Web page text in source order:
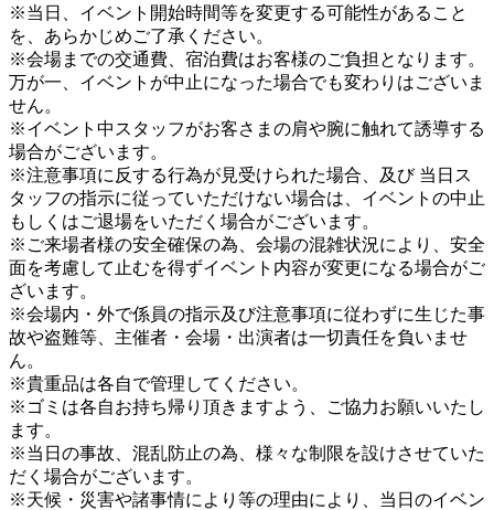
※当日、イベント開始時間等を変更する可能性があること
を、あらかじめご了承ください。
※会場までの交通費、宿泊費はお客様のご負担となります。
万が一、イベントが中止になった場合でも変わりはございま
せん。
※イベント中スタッフがお客さまの肩や腕に触れて誘導する
場合がございます。
※注意事項に反する行為が見受けられた場合、及び 当日ス
タッフの指示に従っていただけない場合は、イベントの中止
もしくはご退場をいただく場合がございます。
※ご来場者様の安全確保の為、会場の混雑状況により、安全
面を考慮して止むを得ずイベント内容が変更になる場合がご
ざいます。
※会場内・外で係員の指示及び注意事項に従わずに生じた事
故や盗難等、主催者・会場・出演者は一切責任を負いませ
ん。
※貴重品は各自で管理してください。
※ゴミは各自お持ち帰り頂きますよう、ご協力お願いいたし
ます。
※当日の事故、混乱防止の為、様々な制限を設けさせていた
だく場合がございます。
※天候・災害や諸事情により等の理由により、当日のイベン